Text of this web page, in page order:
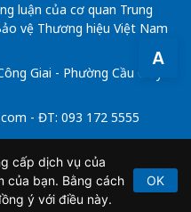
A
luận của cơ quan Trung
vệ Thương hiệu Việt Nam
Giai - Phường Cầu Giấy -
- ĐT: 093 172 5555
số 64/GP-BTTTT do Bộ
21/2/2020.
cấp dịch vụ của
của bạn. Bằng cách
ý với điều này.
OK